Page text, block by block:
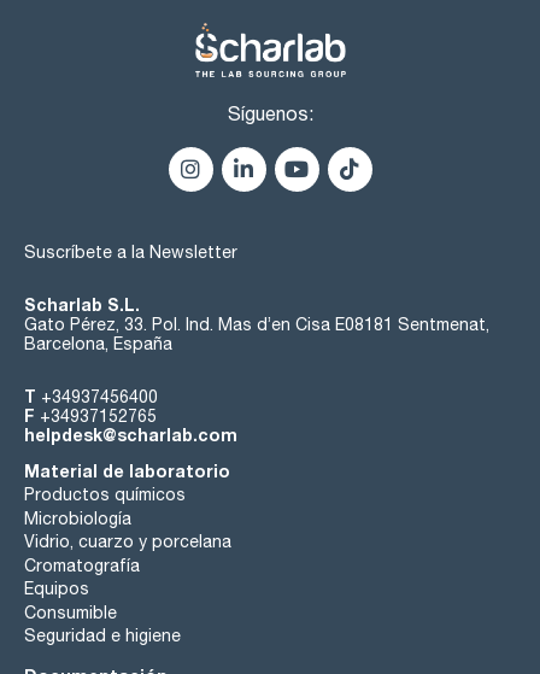
Síguenos:
Suscríbete a la Newsletter
Scharlab S.L.
Gato Pérez, 33. Pol. Ind. Mas d’en Cisa E08181 Sentmenat,
Barcelona, España
T +34937456400
F +34937152765
helpdesk@scharlab.com
Material de laboratorio
Productos químicos
Microbiología
Vidrio, cuarzo y porcelana
Cromatografía
Equipos
Consumible
Seguridad e higiene